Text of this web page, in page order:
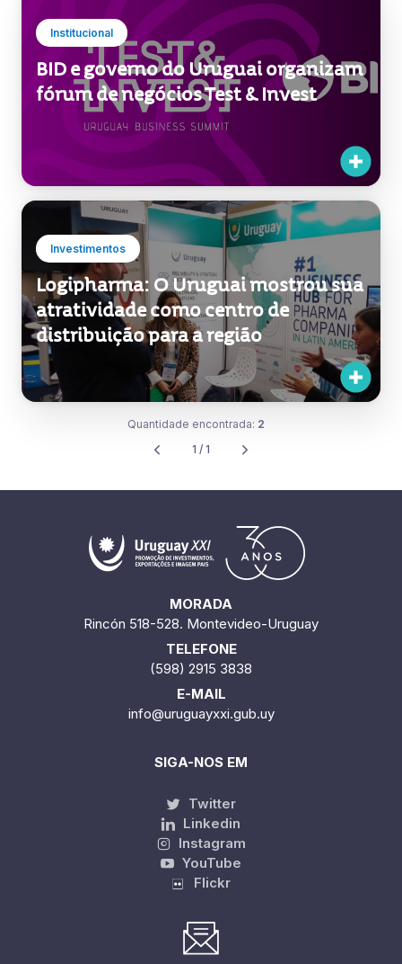
Institucional
BID e governo do Uruguai organizam
fórum de negócios Test & Invest
Investimentos
Logipharma: O Uruguai mostrou sua
atratividade como centro de
distribuição para a região
Quantidade encontrada: 2
1 / 1
MORADA
Rincón 518-528. Montevideo-Uruguay
TELEFONE
(598) 2915 3838
E-MAIL
info@uruguayxxi.gub.uy
SIGA-NOS EM
Twitter
Linkedin
Instagram
YouTube
Flickr